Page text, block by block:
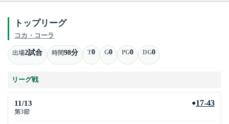
トップリーグ
コカ・コーラ
出場2試合 時間98分 T0 G0 PG0 DG0
リーグ戦
11/13
第3節
●17-43